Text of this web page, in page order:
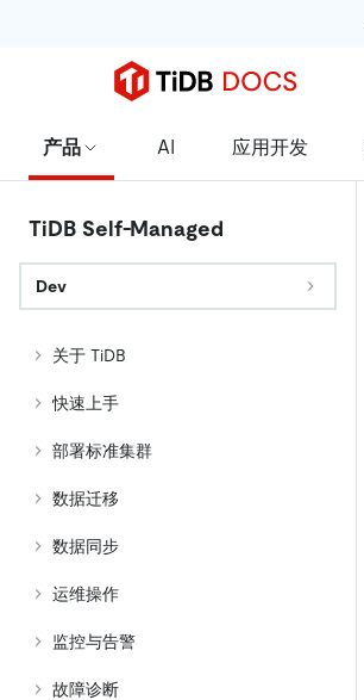
产品 AI 应用开发
TiDB Self-Managed
Dev
关于 TiDB
快速上手
部署标准集群
数据迁移
数据同步
运维操作
监控与告警
故障诊断